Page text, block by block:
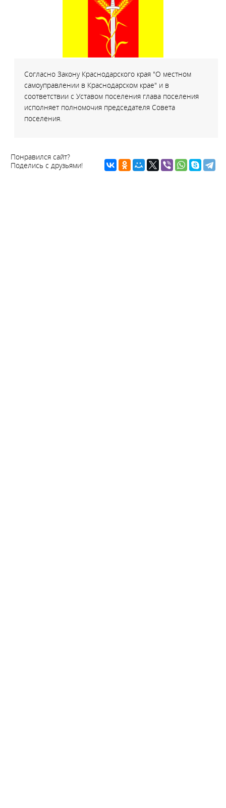
Согласно Закону Краснодарского края "О местном
самоуправлении в Краснодарском крае" и в
соответствии с Уставом поселения глава поселения
исполняет полномочия председателя Совета
поселения.
Понравился сайт?
Поделись с друзьями!